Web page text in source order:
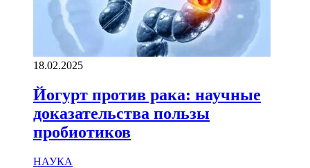
18.02.2025
Йогурт против рака: научные
доказательства пользы
пробиотиков
НАУКА